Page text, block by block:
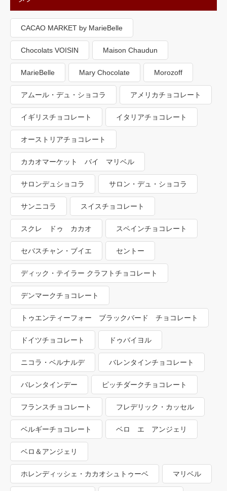
CACAO MARKET by MarieBelle
Chocolats VOISIN Maison Chaudun
MarieBelle Mary Chocolate Morozoff
アムール・デュ・ショコラ アメリカチョコレート
イギリスチョコレート イタリアチョコレート
オーストリアチョコレート
カカオマーケット バイ マリベル
サロンデュショコラ サロン・デュ・ショコラ
サンニコラ スイスチョコレート
スクレ ドゥ カカオ スペインチョコレート
セバスチャン・ブイエ セントー
ディック・テイラー クラフトチョコレート
デンマークチョコレート
トゥエンティーフォー ブラックバード チョコレート
ドイツチョコレート ドゥバイヨル
ニコラ・ベルナルデ バレンタインチョコレート
バレンタインデー ピッチダークチョコレート
フランスチョコレート フレデリック・カッセル
ベルギーチョコレート ベロ エ アンジェリ
ベロ＆アンジェリ
ホレンディッシェ・カカオシュトゥーベ マリベル